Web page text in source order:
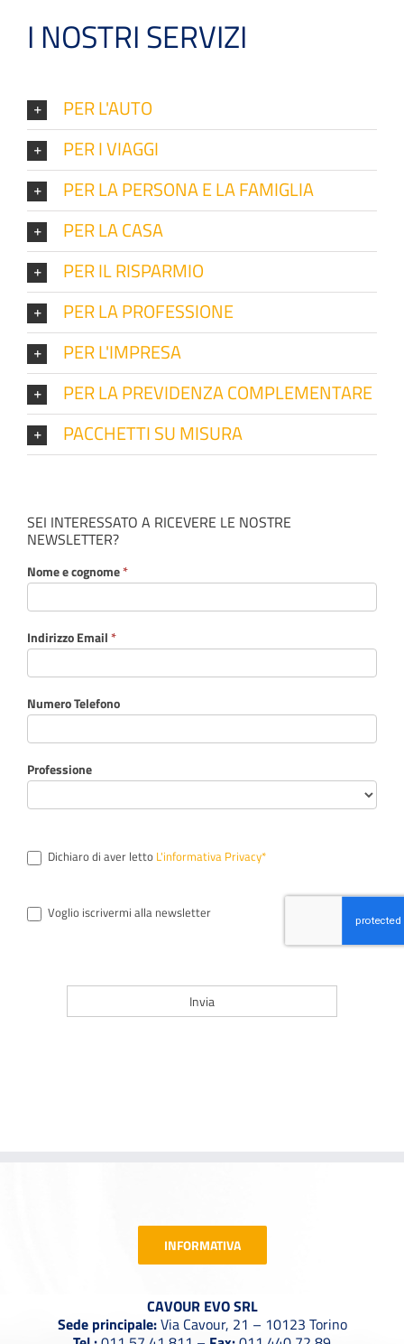
I NOSTRI SERVIZI
PER L'AUTO
PER I VIAGGI
PER LA PERSONA E LA FAMIGLIA
PER LA CASA
PER IL RISPARMIO
PER LA PROFESSIONE
PER L'IMPRESA
PER LA PREVIDENZA COMPLEMENTARE
PACCHETTI SU MISURA
SEI INTERESSATO A RICEVERE LE NOSTRE
NEWSLETTER?
Nome e cognome*
Indirizzo Email*
Numero Telefono
Professione
Dichiaro di aver letto L'informativa Privacy*
Voglio iscrivermi alla newsletter
INFORMATIVA
CAVOUR EVO SRL
Sede principale:Via Cavour, 21 – 10123 Torino